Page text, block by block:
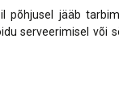
jääb
serveerimisel või